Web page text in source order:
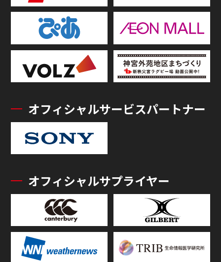
オフィシャルサービスパートナー
オフィシャルサプライヤー